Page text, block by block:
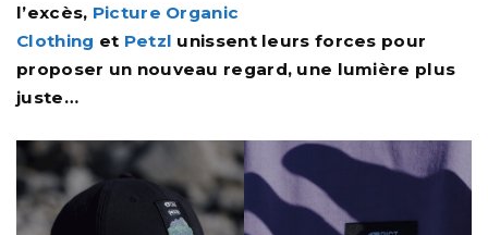
l’excès, Picture Organic
Clothing et Petzl unissent leurs forces pour
proposer un nouveau regard, une lumière plus
juste…